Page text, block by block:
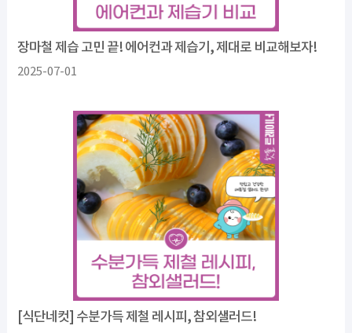
장마철 제습 고민 끝! 에어컨과 제습기, 제대로 비교해보자!
2025-07-01
[식단네컷] 수분가득 제철 레시피, 참외샐러드!